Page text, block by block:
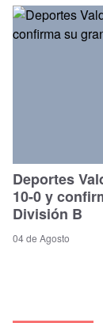
Deportes
10-0 y
División B
04 de Agosto